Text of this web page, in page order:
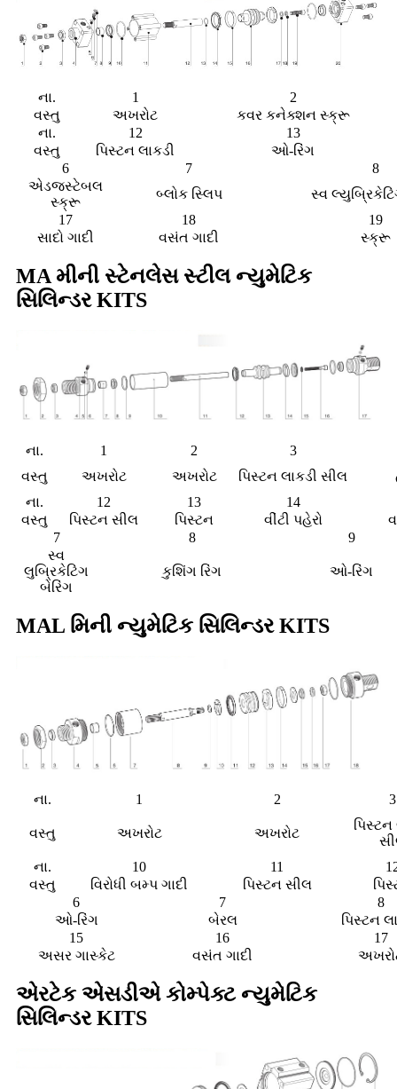
ના. 1
2
વસ્તુ
અખરોટ
કવર કનેક્શન સ્ક્રૂ
ના.
12
13
વસ્તુ
પિસ્ટન લાકડી
ઓ-રિંગ
6
7
8
એડજસ્ટેબલ
સ્ક્રૂ
બ્લોક સ્લિપ
સ્વ
17
18
19
સાદો ગાદી
વસંત ગાદી સ્ક્રૂ
MA મીની સ્ટેનલેસ સ્ટીલ ન્યુમેટિક
સિલિન્ડર KITS
ના. 1 2
3
વસ્તુ
અખરોટ અખરોટ પિસ્ટન લાકડી સીલ
ના.
12 13
14
વસ્તુ
પિસ્ટન સીલ પિસ્ટન વીંટી પહેરો
7
8
9
સ્વ
લુબ્રિકેટિંગ
બેરિંગ
કુશિંગ રિંગ ઓ-રિંગ
MAL મિની ન્યુમેટિક સિલિન્ડર KITS
ના. 1 2 3
વસ્તુ અખરોટ અખરોટ
પિસ્ટન
ના.
10 11
વસ્તુ
વિરોધી બમ્પ ગાદી પિસ્ટન સીલ
6
7
8
ઓ-રિંગ
બેરલ
પિસ્ટન
15
16
17
અસર ગાસ્કેટ
વસંત ગાદી
એરટેક એસડીએ કોમ્પેક્ટ ન્યુમેટિક
સિલિન્ડર KITS